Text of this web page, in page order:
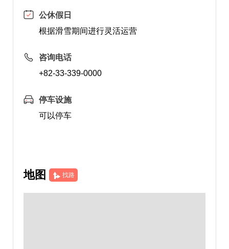
公休假日
根据滑雪期间进行灵活运营
咨询电话
+82-33-339-0000
停车设施
可以停车
地图 找路